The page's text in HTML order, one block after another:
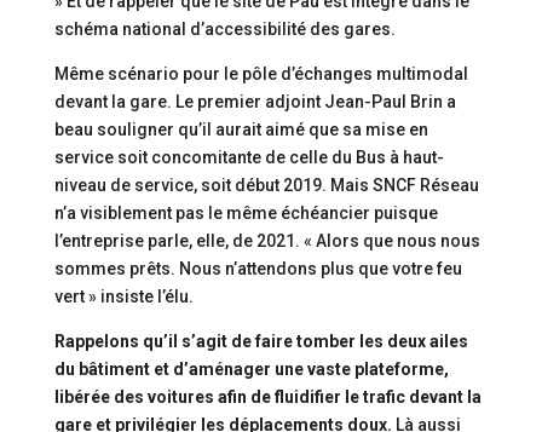
schéma national d’accessibilité des gares.
Même scénario pour le pôle d’échanges multimodal
devant la gare. Le premier adjoint Jean-Paul Brin a
beau souligner qu’il aurait aimé que sa mise en
service soit concomitante de celle du Bus à haut-
niveau de service, soit début 2019. Mais SNCF Réseau
n’a visiblement pas le même échéancier puisque
l’entreprise parle, elle, de 2021. « Alors que nous nous
sommes prêts. Nous n’attendons plus que votre feu
vert » insiste l’élu.
Rappelons qu’il s’agit de faire tomber les deux ailes
du bâtiment et d’aménager une vaste plateforme,
libérée des voitures afin de fluidifier le trafic devant la
gare et privilégier les déplacements doux. Là aussi